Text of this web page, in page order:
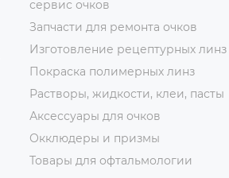
сервис очков
Запчасти для ремонта очков
Изготовление рецептурных линз
Покраска полимерных линз
Растворы, жидкости, клеи, пасты
Аксессуары для очков
Окклюдеры и призмы
Товары для офтальмологии